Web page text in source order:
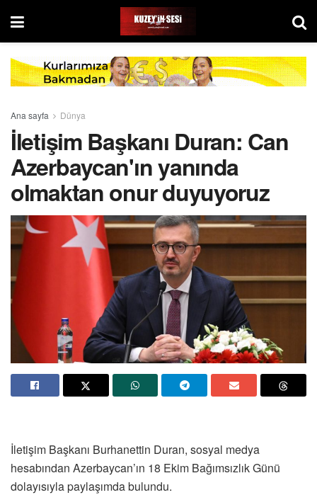
Ana sayfa Dünya
İletişim Başkanı Duran: Can
Azerbaycan'ın yanında
olmaktan onur duyuyoruz
İletişim Başkanı Burhanettin Duran, sosyal medya
hesabından Azerbaycan’ın 18 Ekim Bağımsızlık Günü
dolayısıyla paylaşımda bulundu.